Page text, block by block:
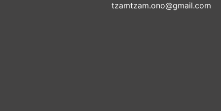
tzamtzam.ono@gmail.com